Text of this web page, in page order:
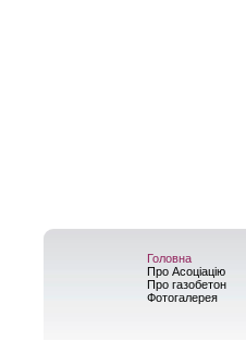
Головна
Про Асоціацію
Про газобетон
Фотогалерея